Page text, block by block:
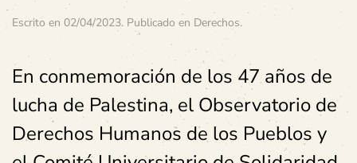
Escrito en 02/04/2023. Publicado en Derechos.
En conmemoración de los 47 años de
lucha de Palestina, el Observatorio de
Derechos Humanos de los Pueblos y